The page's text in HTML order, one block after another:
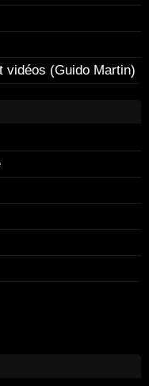
vidéos (Guido Martin)